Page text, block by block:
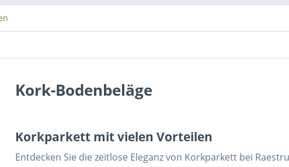
Kork-Bodenbeläge
Korkparkett mit vielen Vorteilen
Entdecken Sie die zeitlose Eleganz von Korkparkett bei